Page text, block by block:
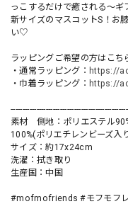
っこするだけで癒される〜ギ
新サイズのマスコットS！お
い♡
ラッピングご希望の方はこち
・通常ラッピング： https://
・巾着ラッピング： https://
素材 側地：ポリエステル
100%(ポリエチレンビーズ入
サイズ：約17x24cm
洗濯：拭き取り
生産国：中国
#mofmofriends #モフモフ